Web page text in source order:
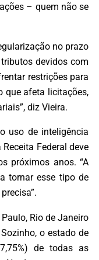
– quem não se
no prazo
devidos com
restrições para
que afeta licitações,
diz Vieira.
uso de inteligência
Federal deve
próximos anos. “A
tornar esse tipo de
Rio de Janeiro
o estado de
de todas as